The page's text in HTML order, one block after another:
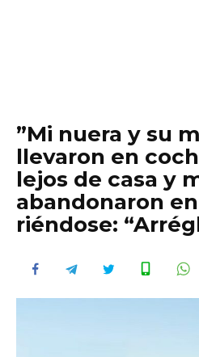
”Mi nuera y su
llevaron en
lejos de casa y
abandonaron
riéndose: